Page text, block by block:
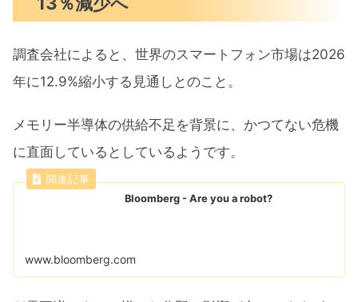
調査会社によると、世界のスマートフォン市場は2026
年に12.9%縮小する見通しとのこと。
メモリー半導体の供給不足を背景に、かつてない危機
に直面しているとしているようです。
Bloomberg - Are you a robot?
www.bloomberg.com